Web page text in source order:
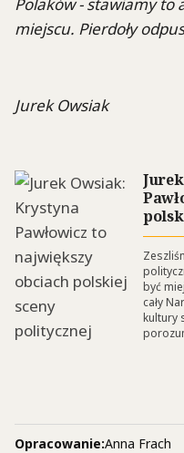
miejscu. Pierdoły
Jurek Owsiak
być
cały
kultury
Opracowanie:Anna Frach